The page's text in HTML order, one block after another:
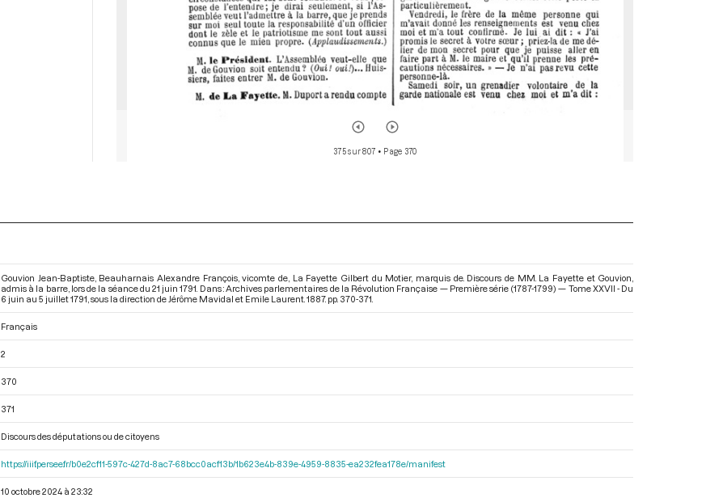
375 sur 807 • Page 370
Gouvion Jean-Baptiste, Beauharnais Alexandre François, vicomte de, La Fayette Gilbert du Motier, marquis de. Discours de MM. La Fayette et Gouvion,
admis à la barre, lors de la séance du 21 juin 1791. Dans : Archives parlementaires de la Révolution Française — Première série (1787-1799) — Tome XXVII - Du
6 juin au 5 juillet 1791 , sous la direction de Jérôme Mavidal et Emile Laurent. 1887. pp. 370-371.
Français
2
370
371
Discours des députations ou de citoyens
https://iiif.persee.fr/b0e2cf11-597c-427d-8ac7-68bcc0acf13b/1b623e4b-839e-4959-8835-ea232fea178e/manifest
10 octobre 2024 à 23:32